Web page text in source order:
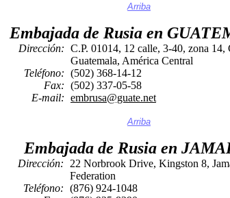
Arriba
Embajada de Rusia en
Dirección:
Teléfono:
Fax:
E-mail:
C.P. 01014, 12 calle, 3-40, zona 14,
Guatemala, América Central
(502) 368-14-12
(502) 337-05-58
embrusa@guate.net
Arriba
Embajada de Rusia en
Dirección:
Teléfono:
22 Norbrook Drive, Kingston 8,
Federation
(876) 924-1048